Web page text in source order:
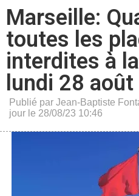
Marseille:
toutes les
interdites à
lundi 28 août
Publié par Jean-Baptiste
jour le 28/08/23 10:46